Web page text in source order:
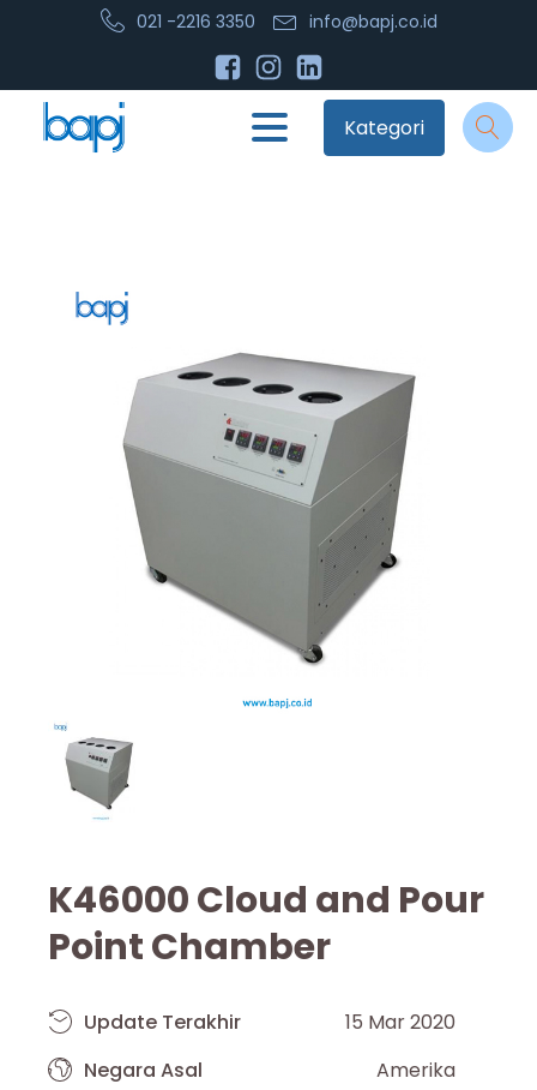
021 -2216 3350 info@bapj.co.id
Kategori
K46000 Cloud and Pour
Point Chamber
Update Terakhir
15 Mar 2020
Negara Asal
Amerika